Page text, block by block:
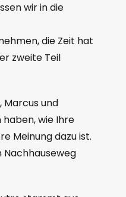
wir in die
die Zeit hat
zweite Teil
Marcus und
wie Ihre
Meinung dazu ist.
Nachhauseweg